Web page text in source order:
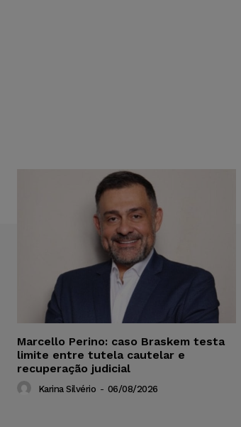
Marcello Perino: caso Braskem testa
limite entre tutela cautelar e
recuperação judicial
Karina Silvério - 06/08/2026